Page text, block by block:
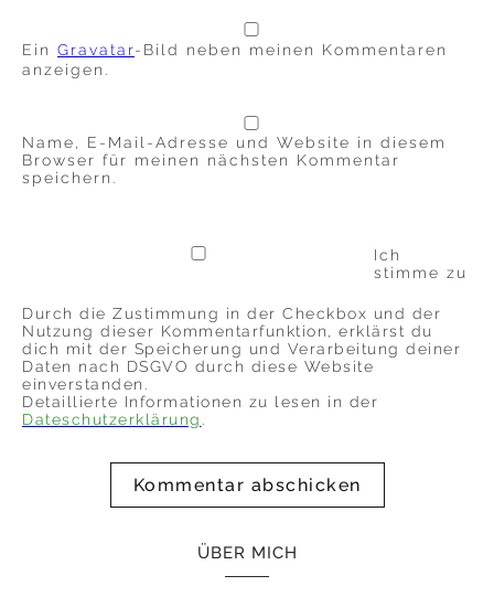
Ein Gravatar-Bild neben meinen Kommentaren
anzeigen.
Name, E-Mail-Adresse und Website in diesem
Browser für meinen nächsten Kommentar
speichern.
Ich
stimme zu
Durch die Zustimmung in der Checkbox und der
Nutzung dieser Kommentarfunktion, erklärst du
dich mit der Speicherung und Verarbeitung deiner
Daten nach DSGVO durch diese Website
einverstanden.
Detaillierte Informationen zu lesen in der
Dateschutzerklärung
ÜBER MICH